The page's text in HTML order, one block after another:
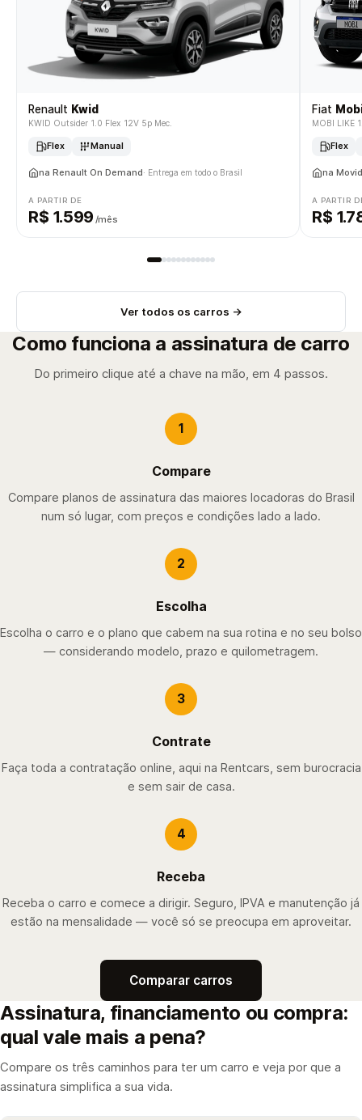
Renault Kwid
KWID Outsider 1.0 Flex 12V 5p Mec.
Flex Manual
na Renault On Demand· Entrega em todo o Brasil
A PARTIR DE
R$ 1.599 /mês
Fiat
MOBI LIKE
Flex
na
A PARTIR
R$
Ver todos os carros →
Como funciona a assinatura de carro
Do primeiro clique até a chave na mão, em 4 passos.
1
Compare
Compare planos de assinatura das maiores locadoras do Brasil
num só lugar, com preços e condições lado a lado.
2
Escolha
Escolha o carro e o plano que cabem na sua rotina e no seu bolso
— considerando modelo, prazo e quilometragem.
3
Contrate
Faça toda a contratação online, aqui na Rentcars, sem burocracia
e sem sair de casa.
4
Receba
Receba o carro e comece a dirigir. Seguro, IPVA e manutenção já
estão na mensalidade — você só se preocupa em aproveitar.
Comparar carros
Assinatura, financiamento ou compra:
qual vale mais a pena?
Compare os três caminhos para ter um carro e veja por que a
assinatura simplifica a sua vida.